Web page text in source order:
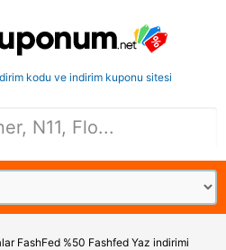
kodu ve indirim kuponu sitesi
FashFed %50 Fashfed Yaz indirimi